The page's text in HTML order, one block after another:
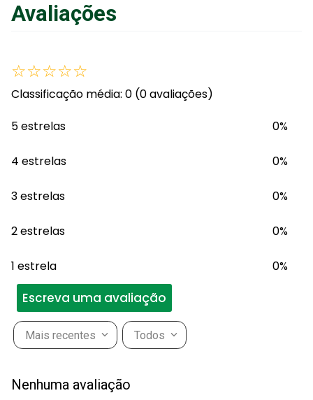
Avaliações
☆☆☆☆☆
Classificação média: 0 (0 avaliações)
5 estrelas
0%
4 estrelas 0%
3 estrelas 0%
2 estrelas 0%
1 estrela 0%
Escreva uma avaliação
Mais recentes Todos
Nenhuma avaliação